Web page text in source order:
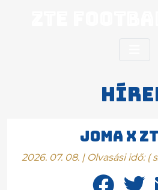
Joma x
2026. 07. 08. | Olvasási idő: (